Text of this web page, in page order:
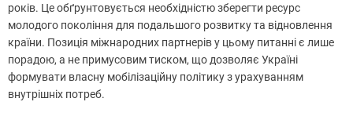
років. Це обґрунтовується необхідністю зберегти ресурс
молодого покоління для подальшого розвитку та відновлення
країни. Позиція міжнародних партнерів у цьому питанні є лише
порадою, а не примусовим тиском, що дозволяє Україні
формувати власну мобілізаційну політику з урахуванням
внутрішніх потреб.